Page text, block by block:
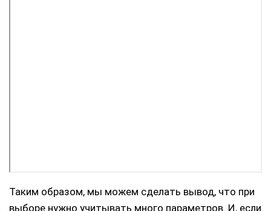
Таким образом, мы можем сделать вывод, что при
выборе нужно учитывать много параметров. И, если